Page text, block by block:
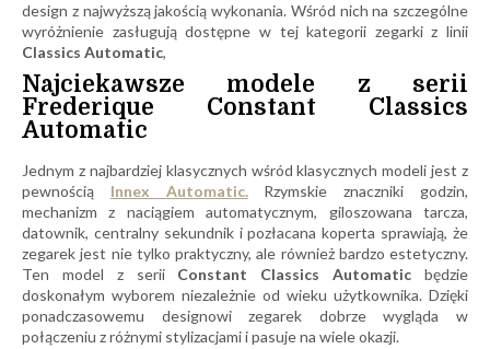
design z najwyższą jakością wykonania. Wśród nich na szczególne
wyróżnienie zasługują dostępne w tej kategorii zegarki z linii
Classics Automatic,
Najciekawsze modele z serii
Frederique Constant Classics
Automatic
Jednym z najbardziej klasycznych wśród klasycznych modeli jest z
pewnością Innex Automatic.Rzymskie znaczniki godzin,
mechanizm z naciągiem automatycznym, giloszowana tarcza,
datownik, centralny sekundnik i pozłacana koperta sprawiają, że
zegarek jest nie tylko praktyczny, ale również bardzo estetyczny.
Ten model z serii Constant Classics Automaticbędzie
doskonałym wyborem niezależnie od wieku użytkownika. Dzięki
ponadczasowemu designowi zegarek dobrze wygląda w
połączeniu z różnymi stylizacjami i pasuje na wiele okazji.